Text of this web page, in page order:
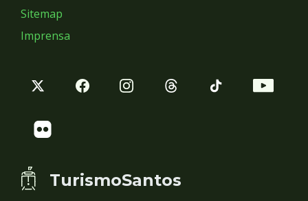
Sitemap
Imprensa
TurismoSantos